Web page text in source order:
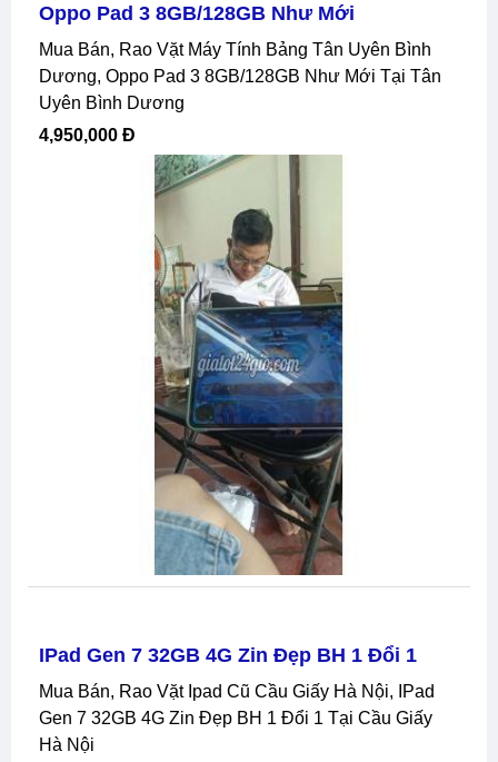
Oppo Pad 3 8GB/128GB Như Mới
Mua Bán, Rao Vặt Máy Tính Bảng Tân Uyên Bình
Dương, Oppo Pad 3 8GB/128GB Như Mới Tại Tân
Uyên Bình Dương
4,950,000 Đ
IPad Gen 7 32GB 4G Zin Đẹp BH 1 Đổi 1
Mua Bán, Rao Vặt Ipad Cũ Cầu Giấy Hà Nội, IPad
Gen 7 32GB 4G Zin Đẹp BH 1 Đổi 1 Tại Cầu Giấy
Hà Nội